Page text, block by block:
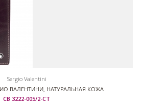
Sergio Valentini
ВАЛЕНТИНИ, НАТУРАЛЬНАЯ КОЖА
СВ 3222-005/2-СТ